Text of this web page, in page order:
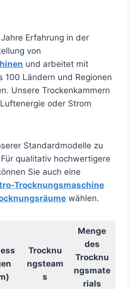
Erfahrung in der
von
und arbeitet mit
100 Ländern und Regionen
Unsere Trockenkammern
oder Strom
Standardmodelle zu
qualitativ hochwertigere
Sie auch eine
Trocknungsmaschine
wählen.
Trocknu
ngsteam
s
Menge
des
Trocknu
ngsmate
rials